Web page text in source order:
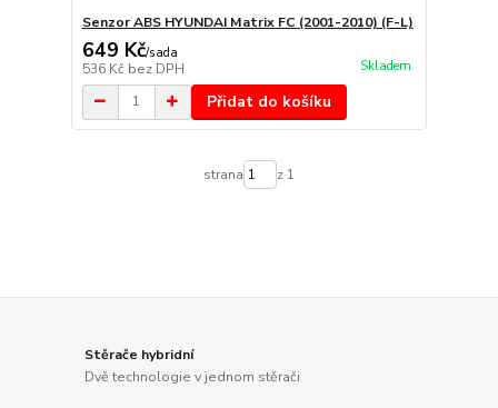
Senzor ABS HYUNDAI Matrix FC (2001-2010) (F-L)
649 Kč/sada
536 Kč bez DPH Skladem
Přidat do košíku
strana z 1
Stěrače hybridní
Dvě technologie v jednom stěrači